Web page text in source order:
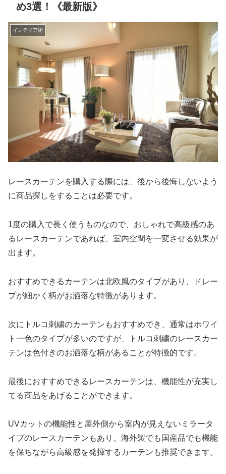
め3選！《最新版》
インテリア術
レースカーテンを購入する際には、後から後悔しないよう
に商品探しをすることは必要です。
1度の購入で長く使うものなので、おしゃれで高級感のあ
るレースカーテンであれば、室内空間を一変させる効果が
出ます。
おすすめできるカーテンは北欧風のタイプがあり、ドレー
プが細かく柄がお洒落な特徴があります。
次にトルコ刺繍のカーテンもおすすめでき、通常はホワイ
ト一色のタイプが多いのですが、トルコ刺繍のレースカー
テンは色付きのお洒落な柄があることが特徴的です。
最後におすすめできるレースカーテンは、機能性が充実し
てる商品をあげることができます。
UVカットの機能性と屋外側から室内が見えないミラータ
イプのレースカーテンもあり、海外製でも国産品でも機能
を保ちながら高級感を発揮するカーテンも推奨できます。